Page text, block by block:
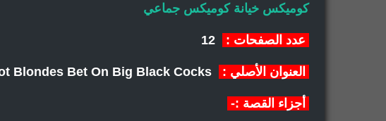
كوميكس خيانة كوميكس جماعي
عدد الصفحات :
العنوان الأصلي :
أجزاء القصة :-